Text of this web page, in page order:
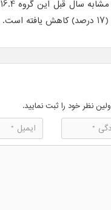
نظر خود را ثبت نمایید.